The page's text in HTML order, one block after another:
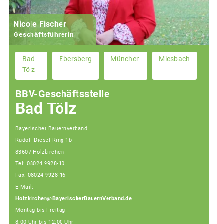
Nicole Fischer
Geschäftsführerin
Bad
Tölz
Ebersberg München Miesbach
BBV-Geschäftsstelle
Bad Tölz
Bayerischer Bauernverband
Rudolf-Diesel-Ring 1b
83607 Holzkirchen
Tel: 08024 9928-10
Fax: 08024 9928-16
E-Mail:
Holzkirchen@BayerischerBauernVerband.de
Montag bis Freitag
8:00 Uhr bis 12:00 Uhr